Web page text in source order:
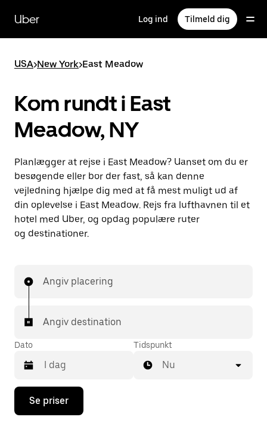
hovedindhold
Uber Log ind Tilmeld dig
USA>New York>East Meadow
Kom rundt i East
Meadow, NY
Planlægger at rejse i East Meadow? Uanset om du er
besøgende eller bor der fast, så kan denne
vejledning hjælpe dig med at få mest muligt ud af
din oplevelse i East Meadow. Rejs fra lufthavnen til et
hotel med Uber, og opdag populære ruter
og destinationer.
Angiv placering
Angiv destination
Dato
Tryk
pil
Tidspunkt
Nu
Se priser